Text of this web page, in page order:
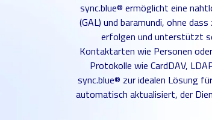
sync.blue® ermöglicht eine
(GAL) und baramundi, ohne
erfolgen und unterstützt
Kontaktarten wie Personen
Protokolle wie CardDAV,
sync.blue® zur idealen Lösung
automatisch aktualisiert, der